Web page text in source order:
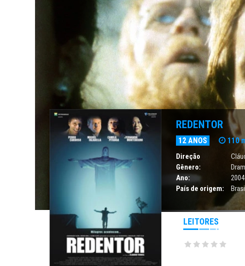
REDENTOR
12 ANOS 110
Direção
Gênero:
Ano:
2004
País de origem:
LEITORES